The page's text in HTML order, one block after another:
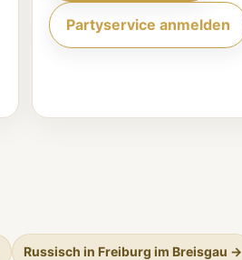
Partyservice anmelden
Russisch in Freiburg im Breisgau →